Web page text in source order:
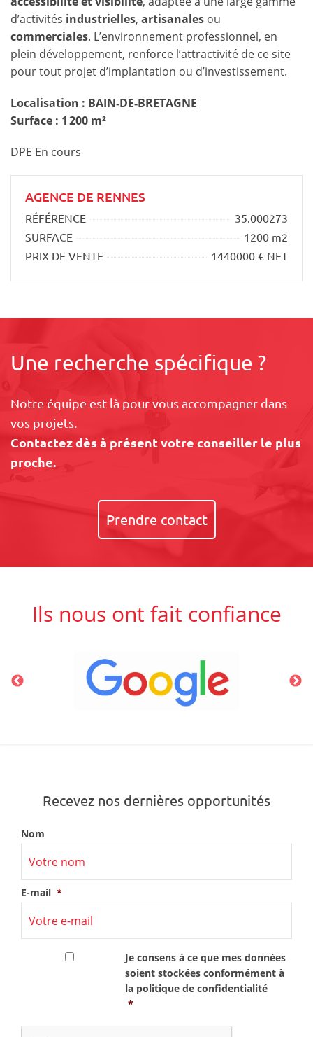
d’activités industrielles, artisanales ou
commerciales. L’environnement professionnel, en
plein développement, renforce l’attractivité de ce site
pour tout projet d’implantation ou d’investissement.
Localisation : BAIN‑DE‑BRETAGNE
Surface : 1 200 m²
DPE En cours
AGENCE DE RENNES
RÉFÉRENCE
35.000273
SURFACE
1200 m2
PRIX DE VENTE
1440000 € NET
Une recherche spécifique ?
Notre équipe est là pour vous accompagner dans
vos projets.
Contactez dès à présent votre conseiller le plus
proche.
Prendre contact
Ils nous ont fait confiance
Recevez nos dernières opportunités
Nom
E-mail *
Je consens à ce que mes données
soient stockées conformément à
la politique de confidentialité
*